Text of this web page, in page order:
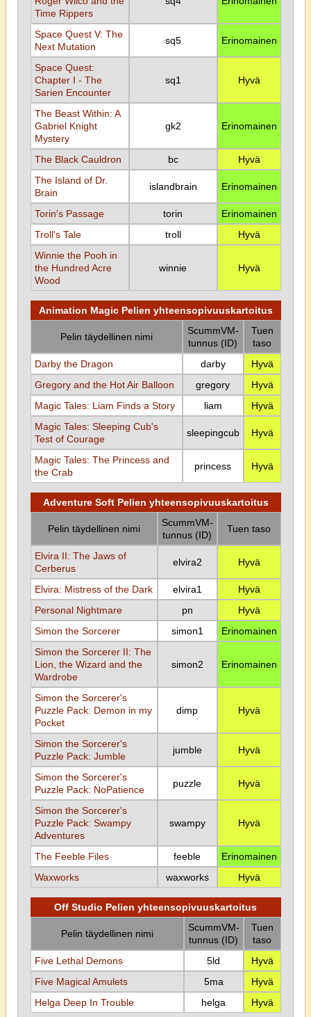
Time Rippers
Space Quest V: The
Next Mutation
sq5 Erinomainen
Space Quest:
Chapter I - The
Sarien Encounter
sq1 Hyvä
The Beast Within: A
Gabriel Knight
Mystery
gk2 Erinomainen
The Black Cauldron bc
Hyvä
The Island of Dr.
Brain
islandbrain Erinomainen
Torin's Passage torin
Erinomainen
Troll's Tale
troll
Hyvä
Winnie the Pooh in
the Hundred Acre
Wood
winnie Hyvä
Animation Magic Pelien yhteensopivuuskartoitus
Pelin täydellinen nimi
ScummVM-
tunnus (ID)
Tuen
taso
Darby the Dragon
darby
Hyvä
Gregory and the Hot Air Balloon
gregory
Hyvä
Magic Tales: Liam Finds a Story
liam
Hyvä
Magic Tales: Sleeping Cub's
Test of Courage
sleepingcub Hyvä
Magic Tales: The Princess and
the Crab
princess Hyvä
Adventure Soft Pelien yhteensopivuuskartoitus
Pelin täydellinen nimi
ScummVM-
tunnus (ID)
Tuen taso
Elvira II: The Jaws of
Cerberus
elvira2 Hyvä
Elvira: Mistress of the Dark elvira1
Hyvä
Personal Nightmare
pn
Hyvä
Simon the Sorcerer
simon1
Erinomainen
Simon the Sorcerer II: The
Lion, the Wizard and the
Wardrobe
simon2 Erinomainen
Simon the Sorcerer's
Puzzle Pack: Demon in my
Pocket
dimp Hyvä
Simon the Sorcerer's
Puzzle Pack: Jumble
jumble Hyvä
Simon the Sorcerer's
Puzzle Pack: NoPatience
puzzle Hyvä
Simon the Sorcerer's
Puzzle Pack: Swampy
Adventures
swampy Hyvä
The Feeble Files feeble
Erinomainen
Waxworks
waxworks Hyvä
Off Studio Pelien yhteensopivuuskartoitus
Pelin täydellinen nimi
ScummVM-
tunnus (ID)
Tuen
taso
Five Lethal Demons
5ld
Hyvä
Five Magical Amulets
5ma
Hyvä
Helga Deep In Trouble
helga Hyvä